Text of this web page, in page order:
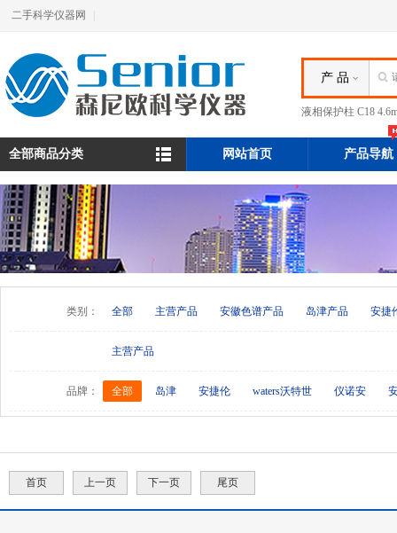
二手科学仪器网
产 品
液相保护柱 C18
全部商品分类 网站首页 产品导航
类别： 全部 主营产品 安徽色谱产品 岛津产品 安捷
主营产品
品牌： 全部 岛津 安捷伦 waters沃特世 仪诺安
首页 上一页 下一页 尾页